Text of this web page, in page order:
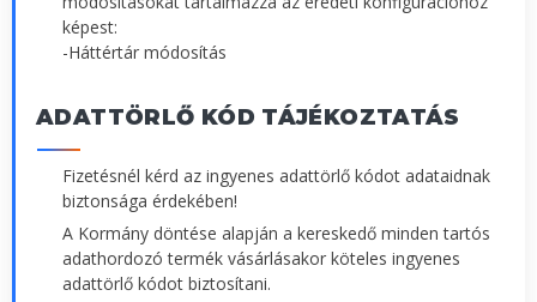
képest:
-Háttértár módosítás
ADATTÖRLŐ KÓD TÁJÉKOZTATÁS
Fizetésnél kérd az ingyenes adattörlő kódot adataidnak
biztonsága érdekében!
A Kormány döntése alapján a kereskedő minden tartós
adathordozó termék vásárlásakor köteles ingyenes
adattörlő kódot biztosítani.